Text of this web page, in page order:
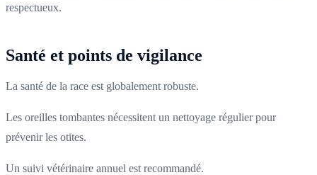
respectueux.
Santé et points de vigilance
La santé de la race est globalement robuste.
Les oreilles tombantes nécessitent un nettoyage régulier pour
prévenir les otites.
Un suivi vétérinaire annuel est recommandé.